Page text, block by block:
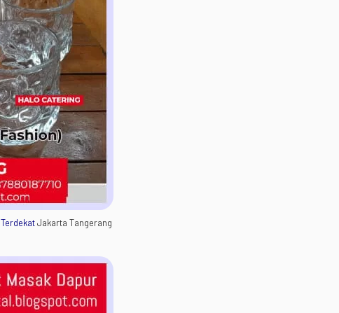
TerdekatJakarta Tangerang